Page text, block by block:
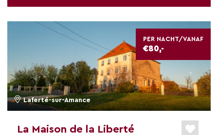
PER NACHT/VANAF
€80,-
Laferté-sur-Amance
La Maison de la Liberté